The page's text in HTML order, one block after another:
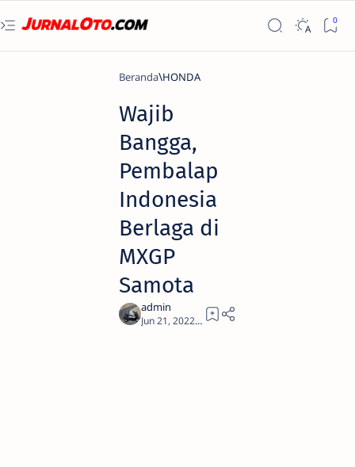
Beranda HONDA
Wajib
Bangga,
Pembalap
Indonesia
Berlaga di
MXGP
Samota
2